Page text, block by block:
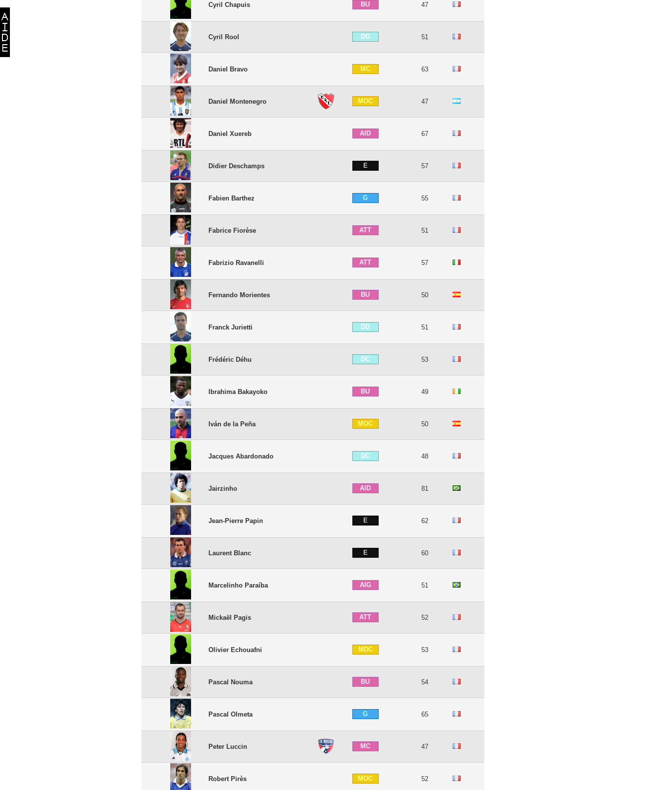
Cyril Chapuis BU 47
Cyril Rool DG 51
Daniel Bravo MC 63
Daniel Montenegro MOC 47
Daniel Xuereb AID 67
Didier Deschamps E 57
Fabien Barthez G 55
Fabrice Fiorèse ATT 51
Fabrizio Ravanelli ATT 57
Fernando Morientes BU 50
Franck Jurietti DD 51
Frédéric Déhu DC 53
Ibrahima Bakayoko BU 49
Iván de la Peña MOC 50
Jacques Abardonado DC 48
Jairzinho AID 81
Jean-Pierre Papin E 62
Laurent Blanc E 60
Marcelinho Paraíba AIG 51
Mickaël Pagis ATT 52
Olivier Echouafni MDC 53
Pascal Nouma BU 54
Pascal Olmeta G 65
Peter Luccin MC 47
Robert Pirès MOC 52